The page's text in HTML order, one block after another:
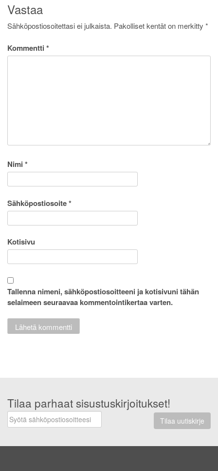
Vastaa
Sähköpostiosoitettasi ei julkaista. Pakolliset kentät on merkitty *
Kommentti *
Nimi *
Sähköpostiosoite*
Kotisivu
Tallenna nimeni, sähköpostiosoitteeni ja kotisivuni tähän
selaimeen seuraavaa kommentointikertaa varten.
Tilaa parhaat sisustuskirjoitukset!
Tilaa uutiskirje